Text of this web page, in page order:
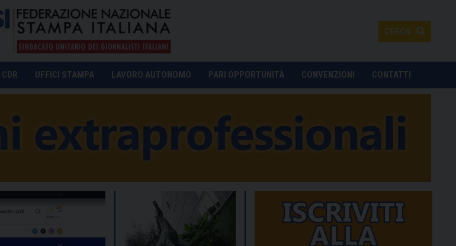
CERCA
CDR UFFICI STAMPA LAVORO AUTONOMO PARI OPPORTUNITÀ CONVENZIONI CONTATTI